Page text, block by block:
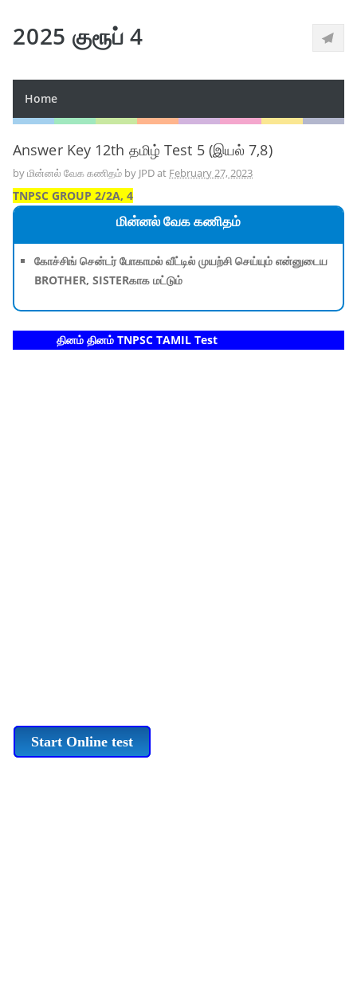
2025 குரூப் 4
Home
Answer Key 12th தமிழ் Test 5 (இயல் 7,8)
byமின்னல் வேக கணிதம் by JPDat February 27, 2023
TNPSC GROUP 2/2A, 4
மின்னல் வேக கணிதம்
கோச்சிங் சென்டர் போகாமல் வீட்டில் முயற்சி செய்யும் என்னுடைய
BROTHER, SISTERகாக மட்டும்
தினம் தினம் TNPSC TAMIL Test
Start Online test